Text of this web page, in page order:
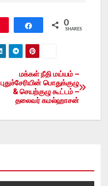
Share 0
SHARES
மக்கள் நீதி மய்யம் –
புதுச்சேரியின் பொதுக்குழு
& செயற்குழு கூட்டம் –
தலைவர் கமல்ஹாசன்